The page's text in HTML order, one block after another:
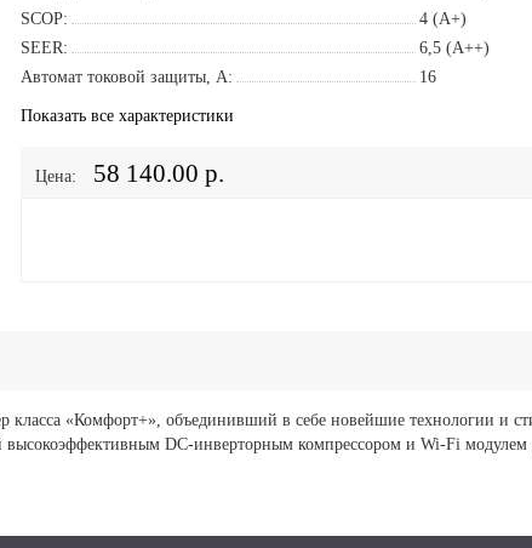
SCOP:
4 (A+)
SEER:
6,5 (A++)
Автомат токовой защиты, A:
16
Показать все характеристики
Цена: 58 140.00 р.
«Комфорт+», объединивший в себе новейшие технологии и
DC-инверторным компрессором и Wi-Fi модулем